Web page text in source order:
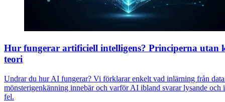
Hur fungerar artificiell intelligens? Principerna utan
teori
Undrar du hur AI fungerar? Vi förklarar enkelt vad inlärning från
mönsterigenkänning innebär och varför AI ibland svarar lysande och
fel.